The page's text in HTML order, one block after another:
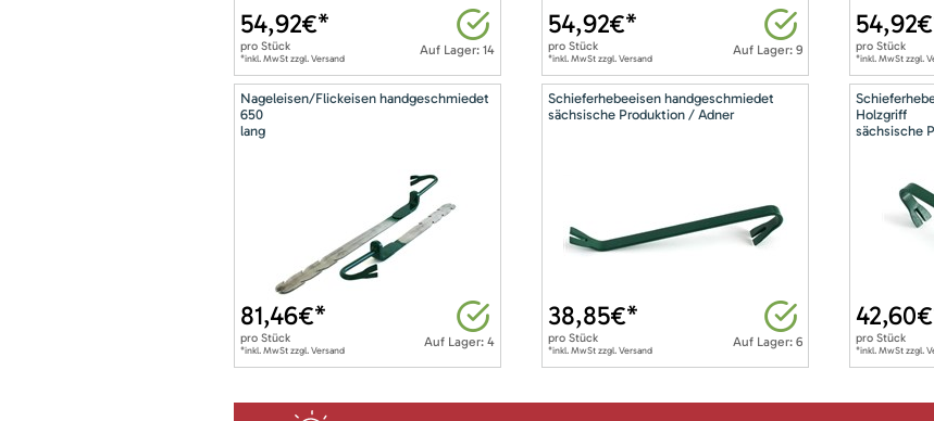
Auf Lager: 14
54,92€*
pro Stück
*inkl. MwSt zzgl. Versand
Auf Lager: 9
54,92€*
pro Stück
*inkl. MwSt zzgl. Versand
54,92
pro Stück
*inkl. MwSt zzgl.
Nageleisen/Flickeisen handgeschmiedet
650
lang
Auf Lager: 4
81,46€*
pro Stück
*inkl. MwSt zzgl. Versand
Schieferhebeeisen handgeschmiedet
sächsische Produktion / Adner
Auf Lager: 6
38,85€*
pro Stück
*inkl. MwSt zzgl. Versand
Holzgriff
sächsische
42,60
pro Stück
*inkl. MwSt zzgl.